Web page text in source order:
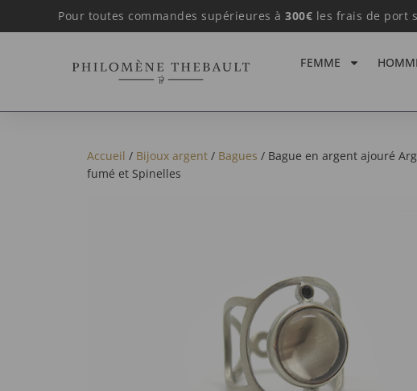
Pour toutes commandes supérieures à 300€ les frais de port
FEMME
Accueil / Bijoux argent/ Bagues / Bague en argent ajouré
fumé et Spinelles